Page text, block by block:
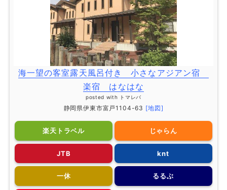
海一望の客室露天風呂付き 小さなアジアン宿
楽宿 はなはな
posted with トマレバ
静岡県伊東市富戸1104-63 [地図]
楽天トラベル じゃらん
JTB knt
一休 るるぶ